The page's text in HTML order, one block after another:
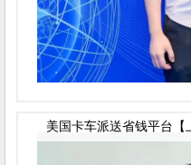
美国卡车派送省钱平台【